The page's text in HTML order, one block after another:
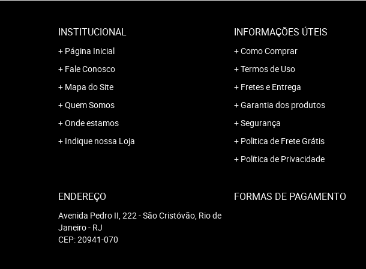
INSTITUCIONAL
Página Inicial
Fale Conosco
Mapa do Site
Quem Somos
Onde estamos
Indique nossa Loja
INFORMAÇÕES ÚTEIS
Como Comprar
Termos de Uso
Fretes e Entrega
Garantia dos produtos
Segurança
Politica de Frete Grátis
Política de Privacidade
ENDEREÇO
Avenida Pedro II, 222-São Cristóvão, Rio de
Janeiro- RJ
CEP: 20941-070
FORMAS DE PAGAMENTO